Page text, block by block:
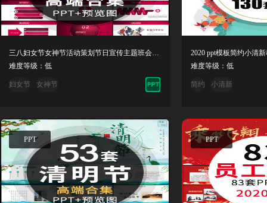
三八妇女节女神节活动策划节日宣传主题班会动态PPT模板素材方案
难度等级：低
妇女节 女神节
难度等级：低
简约 小清新
PPT PPT